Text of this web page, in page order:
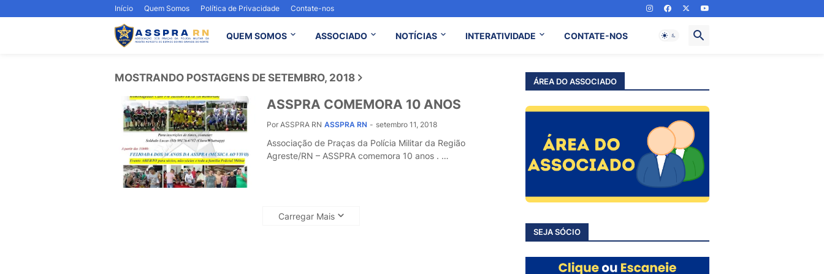
Início Quem Somos Política de Privacidade Contate-nos
QUEM SOMOS ASSOCIADO NOTÍCIAS INTERATIVIDADE CONTATE-NOS
MOSTRANDO POSTAGENS DE SETEMBRO, 2018
ASSPRA COMEMORA 10 ANOS
Por ASSPRA RN ASSPRA RN - setembro 11, 2018
Associação de Praças da Polícia Militar da Região
Agreste/RN – ASSPRA comemora 10 anos . …
Carregar Mais
ÁREA DO ASSOCIADO
SEJA SÓCIO